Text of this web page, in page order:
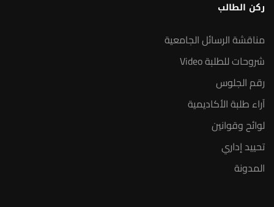
ركن الطالب
مناقشة الرسائل الجامعية
شروحات للطلبة Video
رقم الجلوس
آراء طلبة الأكاديمية
لوائح وقوانين
تحييد إداري
المدونة